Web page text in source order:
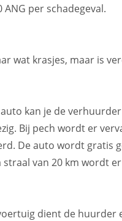
per schadegeval.
wat krasjes, maar is
kan je de
Bij pech wordt er
De auto wordt gratis
straal van 20 km wordt
dient de huurder